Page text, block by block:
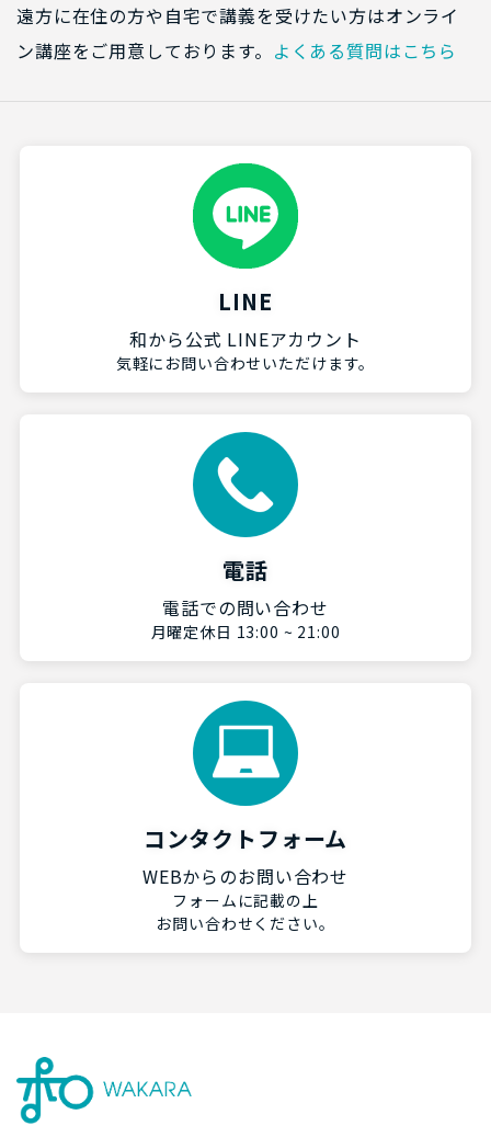
遠方に在住の方や自宅で講義を受けたい方はオンライ
ン講座をご用意しております。 よくある質問はこちら
LINE
和から公式 LINEアカウント
気軽にお問い合わせいただけます。
電話
電話での問い合わせ
月曜定休日 13:00 ~ 21:00
コンタクトフォーム
WEBからのお問い合わせ
フォームに記載の上
お問い合わせください。